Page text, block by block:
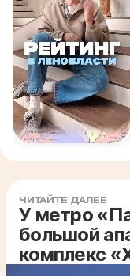
ЧИТАЙТЕ ДАЛЕЕ
У метро
большой
комплекс